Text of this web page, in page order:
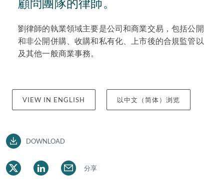
顧問團隊的律師。
劉律師的執業領域主要是公司和商業交易，包括公開
和非公開併購、收購和私有化、上市後的合規監管以
及其他一般商業事務。
VIEW IN ENGLISH 以中文（简体）浏览
DOWNLOAD
分享